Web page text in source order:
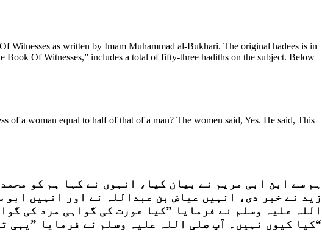
Witnesses as written by Imam Muhammad al-Bukhari. The original hadees is in
Of Witnesses,” includes a total of fifty-three hadiths on the subject. Below
of a woman equal to half of that of a man? The women said, Yes. He said, This
ہم سے ابن ابی مریم نے بیان کیا، انہوں نے کہا ہم کو
زید نے خبر دی، انہیں عیاض بن عبداللہ نے اور انہیں
اللہ علیہ وسلم نے فرمایا ”کیا عورت کی گواہی مرد کی
کیا کیوں نہیں۔ آپ صلی اللہ علیہ وسلم نے فرمایا ”یہی تو ان کی عقل کا نقصان ہے۔“